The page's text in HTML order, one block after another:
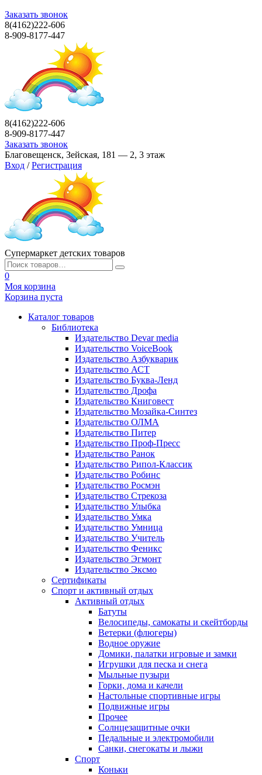
Заказать звонок
8(4162)222-606
8-909-8177-447
8(4162)222-606
8-909-8177-447
Заказать звонок
Благовещенск, Зейская, 181 — 2, 3 этаж
Вход / Регистрация
Супермаркет детских товаров
0
Моя корзина
Корзина пуста
Каталог товаров
Библиотека
Издательство Devar media
Издательство VoiceBook
Издательство Азбукварик
Издательство АСТ
Издательство Буква-Ленд
Издательство Дрофа
Издательство Книговест
Издательство Мозайка-Синтез
Издательство ОЛМА
Издательство Питер
Издательство Проф-Пресс
Издательство Ранок
Издательство Рипол-Классик
Издательство Робинс
Издательство Росмэн
Издательство Стрекоза
Издательство Улыбка
Издательство Умка
Издательство Умница
Издательство Учитель
Издательство Феникс
Издательство Эгмонт
Издательство Эксмо
Сертификаты
Спорт и активный отдых
Активный отдых
Батуты
Велосипеды, самокаты и скейтборды
Ветерки (флюгеры)
Водное оружие
Домики, палатки игровые и замки
Игрушки для песка и снега
Мыльные пузыри
Горки, дома и качели
Настольные спортивные игры
Подвижные игры
Прочее
Солнцезащитные очки
Педальные и электромобили
Санки, снегокаты и лыжи
Спорт
Коньки